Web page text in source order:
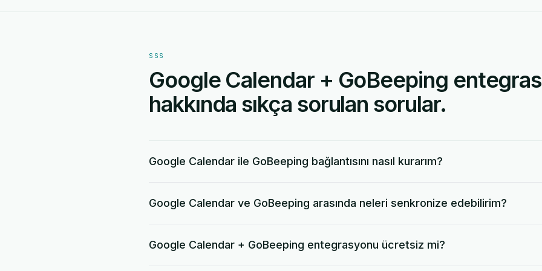
SSS
Google Calendar + GoBeeping
hakkında sıkça sorulan sorular.
Google Calendar ile GoBeeping bağlantısını nasıl kurarım?
Google Calendar ve GoBeeping arasında neleri senkronize edebilirim?
Google Calendar + GoBeeping entegrasyonu ücretsiz mi?